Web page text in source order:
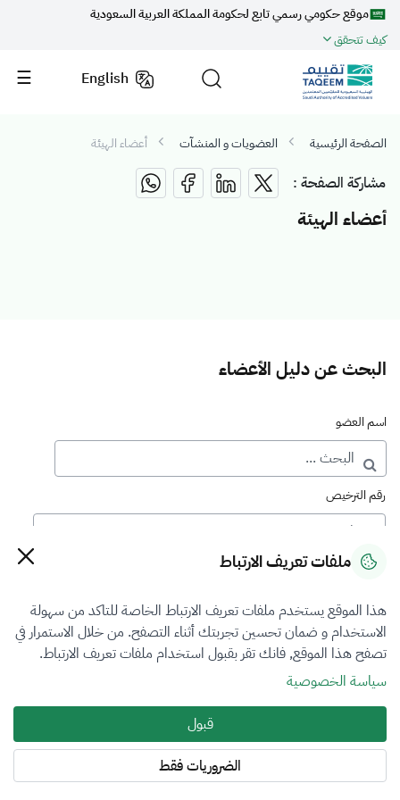
موقع حكومي رسمي تابع لحكومة المملكة العربية السعودية
كيف تتحقق
English
الصفحة الرئيسية العضويات و المنشآت أعضاء الهيئة
مشاركة الصفحة :
أعضاء الهيئة
البحث عن دليل الأعضاء
اسم العضو
رقم الترخيص
رقم العضوية
فرع التقييم
العقار
نوع العضوية
الكل
المنطقة
ملفات تعريف الارتباط
هذا الموقع يستخدم ملفات تعريف الارتباط الخاصة للتاكد من سهولة
الاستخدام و ضمان تحسين تجربتك أثناء التصفح. من خلال الاستمرار في
تصفح هذا الموقع, فانك تقر بقبول استخدام ملفات تعريف الارتباط.
سياسة الخصوصية
قبول
الضروريات فقط